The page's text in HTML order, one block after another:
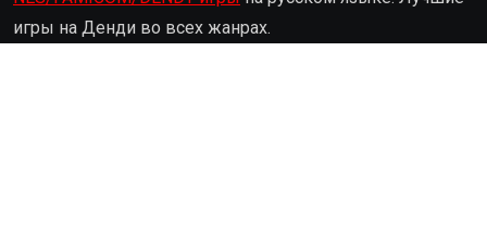
игры на Денди во всех жанрах.